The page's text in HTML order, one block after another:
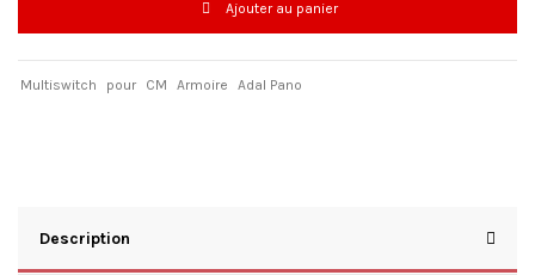
Ajouter au panier
Multiswitch pour CM Armoire Adal Pano
Description